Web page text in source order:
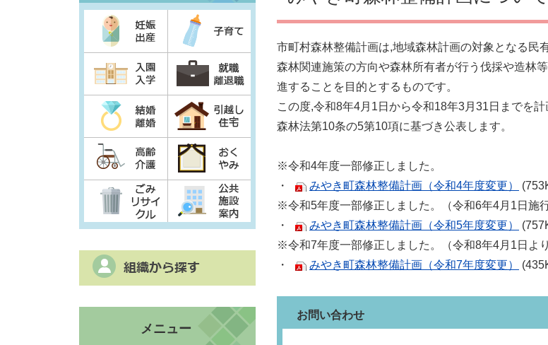
メニュー
市町村森林整備計画は,地域森林計画の対象となる民
森林関連施策の方向や森林所有者が行う伐採や造林
進することを目的とするものです。
この度,令和8年4月1日から令和18年3月31日までを
森林法第10条の5第10項に基づき公表します。
※令和4年度一部修正しました。
・
みやき町森林整備計画（令和4年度変更）
※令和5年度一部修正しました。（令和6年4月1日施行
・
みやき町森林整備計画（令和5年度変更）
※令和7年度一部修正しました。（令和8年4月1日よ
・
みやき町森林整備計画（令和7年度変更）
お問い合わせ